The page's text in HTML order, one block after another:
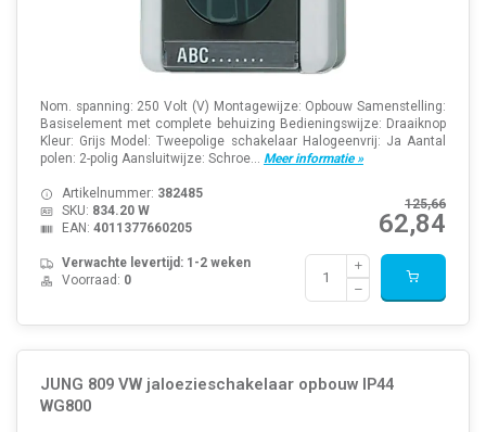
Nom. spanning: 250 Volt (V) Montagewijze: Opbouw Samenstelling:
Basiselement met complete behuizing Bedieningswijze: Draaiknop
Kleur: Grijs Model: Tweepolige schakelaar Halogeenvrij: Ja Aantal
polen: 2-polig Aansluitwijze: Schroe... Meer informatie »
125,66
62,84
Artikelnummer: 382485
SKU: 834.20 W
EAN: 4011377660205
Verwachte levertijd: 1-2 weken
Voorraad: 0
JUNG 809 VW jaloezieschakelaar opbouw IP44
WG800